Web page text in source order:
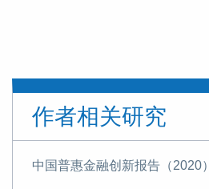
作者相关研究
中国普惠金融创新报告（2020）